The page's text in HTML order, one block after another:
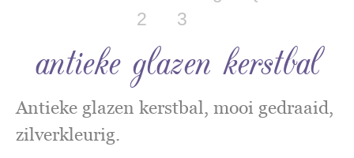
antieke glazen kerstbal
Antieke glazen kerstbal, mooi gedraaid,
zilverkleurig.